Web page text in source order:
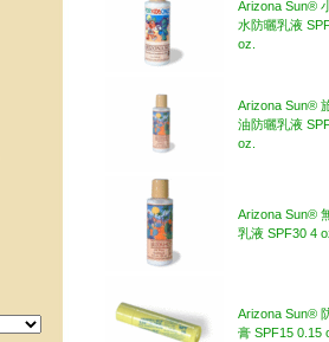
Arizona Sun®
水防曬乳液
oz.
Arizona Sun®
油防曬乳液
oz.
Arizona Sun®
乳液 SPF30 4
Arizona Sun®
膏 SPF15 0.15